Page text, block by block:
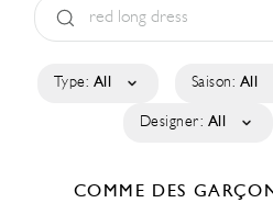
Type: All Saison: All
Designer: All
COMME DES